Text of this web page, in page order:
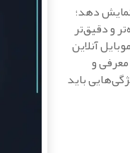
دهد؛
و دقیق‌تر
آنلاین
و
باید